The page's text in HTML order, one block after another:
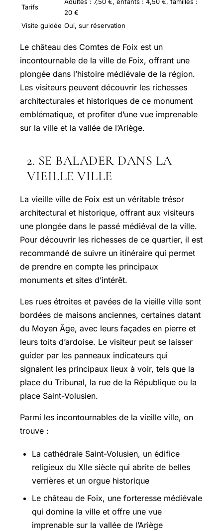
Tarifs
20 €
Visite guidée Oui, sur réservation
Le château des Comtes de Foix est un
incontournable de la ville de Foix, offrant une
plongée dans l’histoire médiévale de la région.
Les visiteurs peuvent découvrir les richesses
architecturales et historiques de ce monument
emblématique, et profiter d’une vue imprenable
sur la ville et la vallée de l’Ariège.
2. SE BALADER DANS LA
VIEILLE VILLE
La vieille ville de Foix est un véritable trésor
architectural et historique, offrant aux visiteurs
une plongée dans le passé médiéval de la ville.
Pour découvrir les richesses de ce quartier, il est
recommandé de suivre un itinéraire qui permet
de prendre en compte les principaux
monuments et sites d’intérêt.
Les rues étroites et pavées de la vieille ville sont
bordées de maisons anciennes, certaines datant
du Moyen Âge, avec leurs façades en pierre et
leurs toits d’ardoise. Le visiteur peut se laisser
guider par les panneaux indicateurs qui
signalent les principaux lieux à voir, tels que la
place du Tribunal, la rue de la République ou la
place Saint-Volusien.
Parmi les incontournables de la vieille ville, on
trouve :
La cathédrale Saint-Volusien, un édifice
religieux du XIIe siècle qui abrite de belles
verrières et un orgue historique
Le château de Foix, une forteresse médiévale
qui domine la ville et offre une vue
imprenable sur la vallée de l’Ariège